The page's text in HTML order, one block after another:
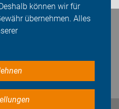
können wir für
übernehmen. Alles